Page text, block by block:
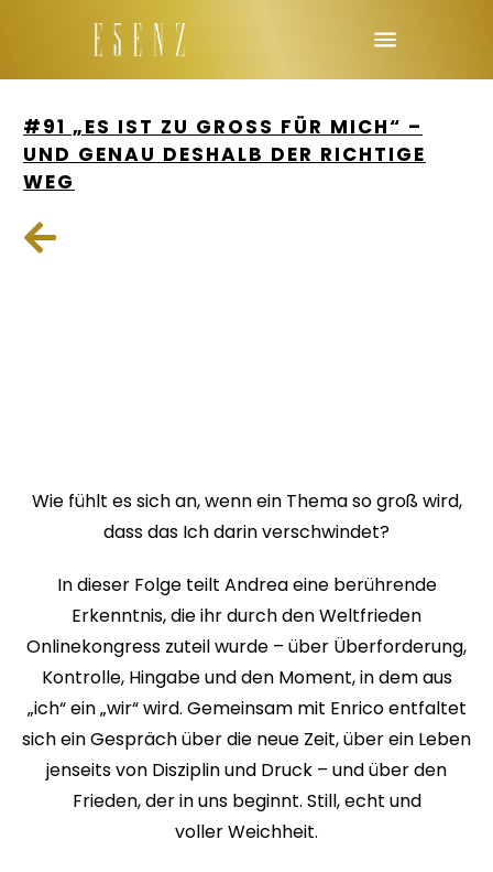
#91 „ES IST ZU GROSS FÜR MICH“ – U
ND GENAU DESHALB DER RICHTIGE W
EG
Wie fühlt es sich an, wenn ein Thema so groß wird,
dass das Ich darin verschwindet?
In dieser Folge teilt Andrea eine berührende
Erkenntnis, die ihr durch den Weltfrieden
Onlinekongress zuteil wurde – über Überforderung,
Kontrolle, Hingabe und den Moment, in dem aus
„ich“ ein „wir“ wird. Gemeinsam mit Enrico entfaltet
sich ein Gespräch über die neue Zeit, über ein Leben
jenseits von Disziplin und Druck – und über den
Frieden, der in uns beginnt. Still, echt und
voller Weichheit.